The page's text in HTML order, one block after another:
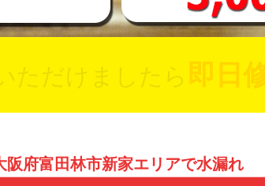
即日
阪府富田林市新家エリアで水漏れ